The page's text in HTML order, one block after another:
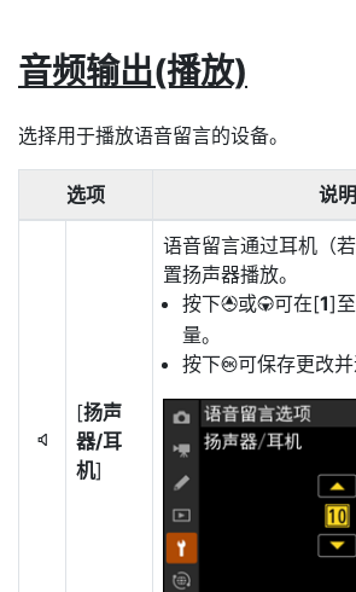
音频输出(播放)
选择用于播放语音留言的设备。
选项 说明
5
[扬声
器/耳
机]
语音留言通过耳机（
置扬声器播放。
按下1或3可在[1]
量。
按下J可保存更改并